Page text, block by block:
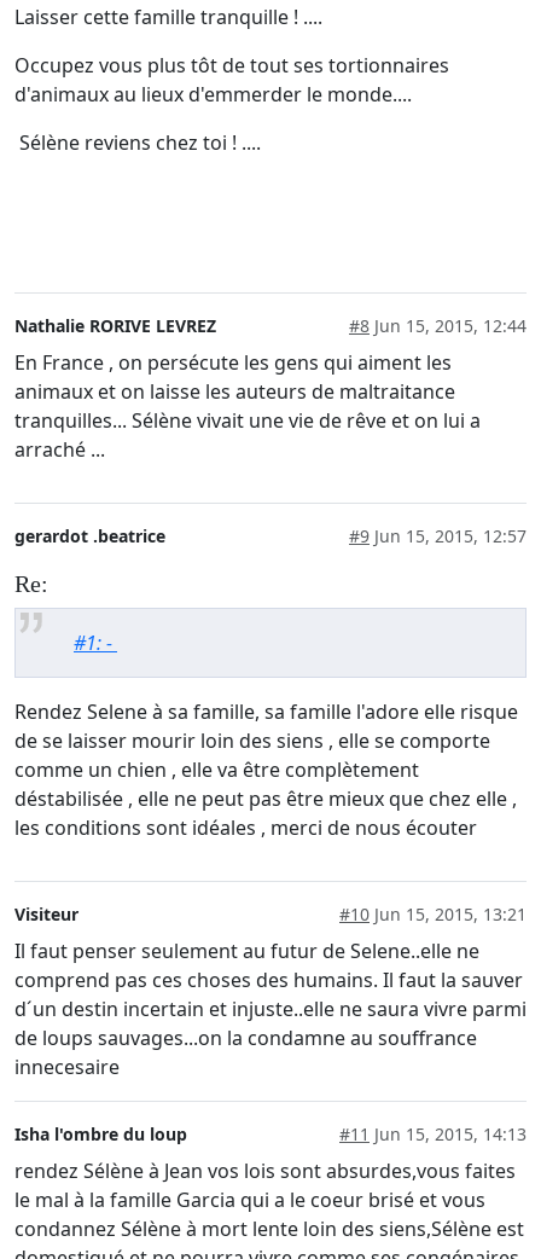
Laisser cette famille tranquille ! ....
Occupez vous plus tôt de tout ses tortionnaires
d'animaux au lieux d'emmerder le monde....
Sélène reviens chez toi ! ....
Nathalie RORIVE LEVREZ #8 Jun 15, 2015, 12:44
En France , on persécute les gens qui aiment les
animaux et on laisse les auteurs de maltraitance
tranquilles... Sélène vivait une vie de rêve et on lui a
arraché ...
gerardot .beatrice #9 Jun 15, 2015, 12:57
Re:
#1: -
Rendez Selene à sa famille, sa famille l'adore elle risque
de se laisser mourir loin des siens , elle se comporte
comme un chien , elle va être complètement
déstabilisée , elle ne peut pas être mieux que chez elle ,
les conditions sont idéales , merci de nous écouter
Visiteur #10 Jun 15, 2015, 13:21
Il faut penser seulement au futur de Selene..elle ne
comprend pas ces choses des humains. Il faut la sauver
d´un destin incertain et injuste..elle ne saura vivre parmi
de loups sauvages...on la condamne au souffrance
innecesaire
Isha l'ombre du loup #11 Jun 15, 2015, 14:13
rendez Sélène à Jean vos lois sont absurdes,vous faites
le mal à la famille Garcia qui a le coeur brisé et vous
condannez Sélène à mort lente loin des siens,Sélène est